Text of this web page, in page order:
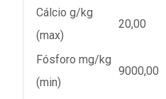
Cálcio g/kg
(max)
20,00
Fósforo mg/kg
(min)
9000,00